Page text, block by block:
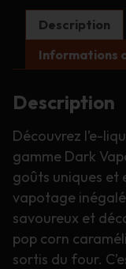
Vapor
50mL
Description
Informations
Description
Découvrez l’e-
gamme Dark
goûts uniques et
vapotage
savoureux et
pop corn
sortis du four.